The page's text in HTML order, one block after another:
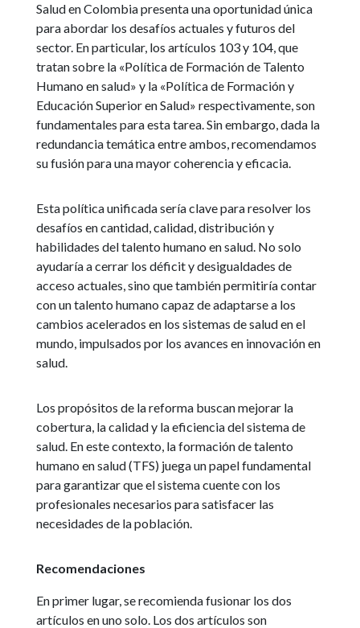
Salud en Colombia presenta una oportunidad única
para abordar los desafíos actuales y futuros del
sector. En particular, los artículos 103 y 104, que
tratan sobre la «Política de Formación de Talento
Humano en salud» y la «Política de Formación y
Educación Superior en Salud» respectivamente, son
fundamentales para esta tarea. Sin embargo, dada la
redundancia temática entre ambos, recomendamos
su fusión para una mayor coherencia y eficacia.
Esta política unificada sería clave para resolver los
desafíos en cantidad, calidad, distribución y
habilidades del talento humano en salud. No solo
ayudaría a cerrar los déficit y desigualdades de
acceso actuales, sino que también permitiría contar
con un talento humano capaz de adaptarse a los
cambios acelerados en los sistemas de salud en el
mundo, impulsados por los avances en innovación en
salud.
Los propósitos de la reforma buscan mejorar la
cobertura, la calidad y la eficiencia del sistema de
salud. En este contexto, la formación de talento
humano en salud (TFS) juega un papel fundamental
para garantizar que el sistema cuente con los
profesionales necesarios para satisfacer las
necesidades de la población.
Recomendaciones
En primer lugar, se recomienda fusionar los dos
artículos en uno solo. Los dos artículos son